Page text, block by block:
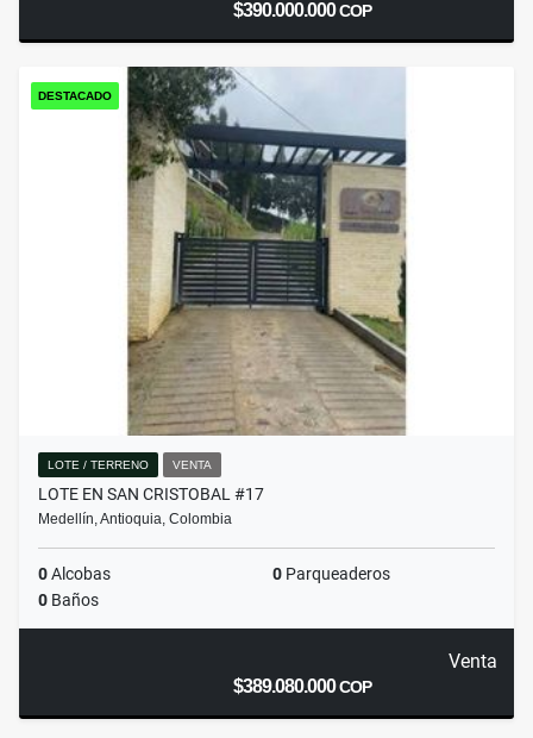
$390.000.000COP
DESTACADO
LOTE / TERRENO VENTA
LOTE EN SAN CRISTOBAL #17
Medellín, Antioquia, Colombia
0Alcobas 0 Parqueaderos
0 Baños
Venta
$389.080.000COP